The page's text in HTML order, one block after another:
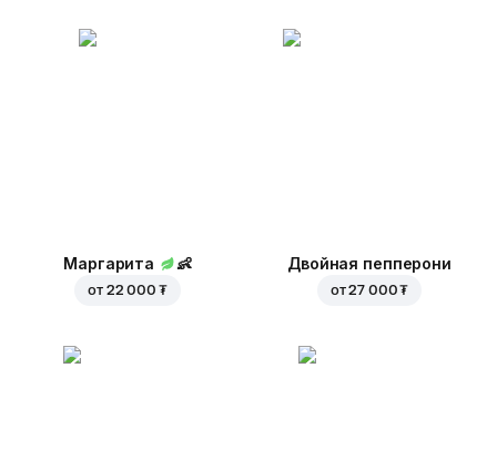
Маргарита 👶
от 22 000 ₮
Двойная пепперони
от27 000 ₮